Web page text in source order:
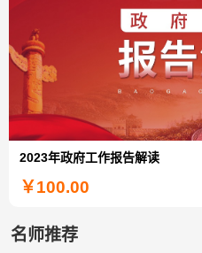
2023年政府工作报告解读
￥100.00
名师推荐